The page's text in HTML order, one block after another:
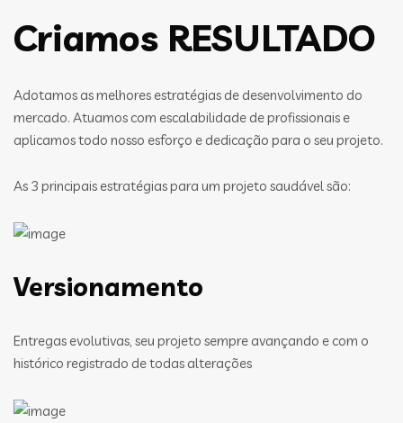
Criamos RESULTADO
Adotamos as melhores estratégias de desenvolvimento do
mercado. Atuamos com escalabilidade de profissionais e
aplicamos todo nosso esforço e dedicação para o seu projeto.
As 3 principais estratégias para um projeto saudável são:
Versionamento
Entregas evolutivas, seu projeto sempre avançando e com o
histórico registrado de todas alterações